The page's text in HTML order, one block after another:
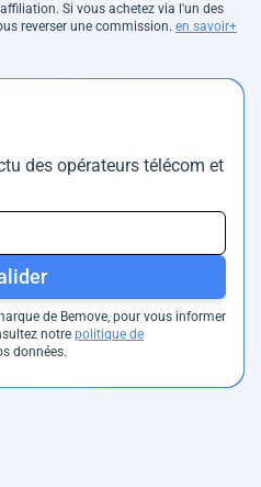
Si vous achetez via l'un des
reverser une commission. en savoir+
des opérateurs télécom et
de Bemove, pour vous informer
notre politique de
données.